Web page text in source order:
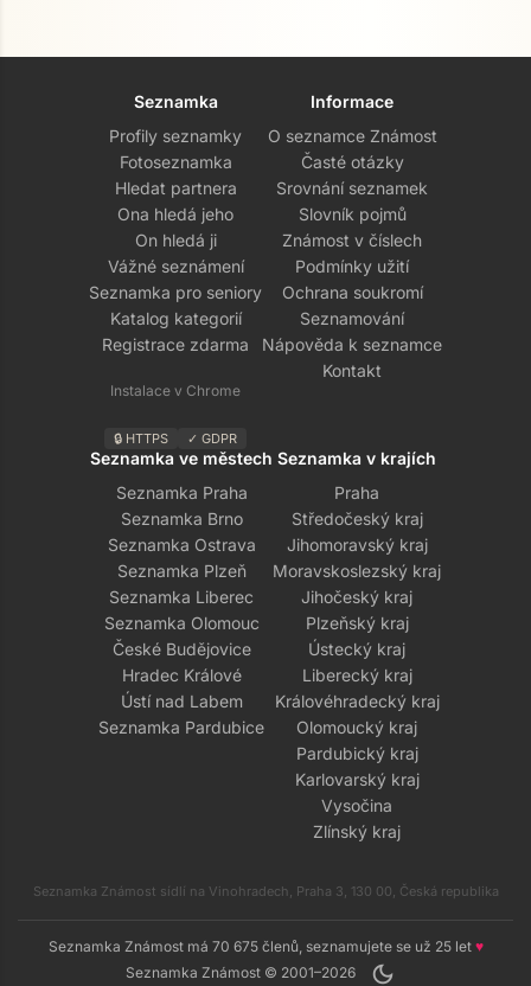
Seznamka
Profily seznamky
Fotoseznamka
Hledat partnera
Ona hledá jeho
On hledá ji
Vážné seznámení
Seznamka pro seniory
Katalog kategorií
Registrace zdarma
Instalace v Chrome
🔒 HTTPS ✓ GDPR
Informace
O seznamce Známost
Časté otázky
Srovnání seznamek
Slovník pojmů
Známost v číslech
Podmínky užití
Ochrana soukromí
Seznamování
Nápověda k seznamce
Kontakt
Seznamka ve městech
Seznamka Praha
Seznamka Brno
Seznamka Ostrava
Seznamka Plzeň
Seznamka Liberec
Seznamka Olomouc
České Budějovice
Hradec Králové
Ústí nad Labem
Seznamka Pardubice
Seznamka v krajích
Praha
Středočeský kraj
Jihomoravský kraj
Moravskoslezský kraj
Jihočeský kraj
Plzeňský kraj
Ústecký kraj
Liberecký kraj
Královéhradecký kraj
Olomoucký kraj
Pardubický kraj
Karlovarský kraj
Vysočina
Zlínský kraj
Seznamka Známost sídlí na Vinohradech, Praha 3, 130 00, Česká republika
Seznamka Známost má 70 675 členů, seznamujete se už 25 let ♥
Seznamka Známost © 2001–2026
dark_mode